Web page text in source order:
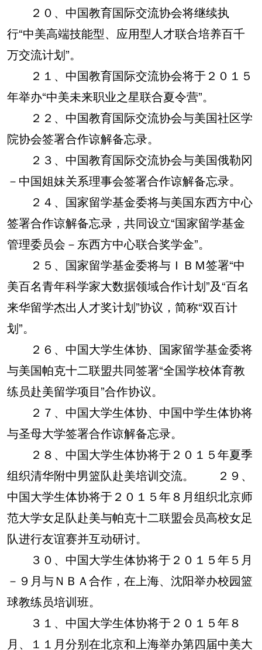
２０、中国教育国际交流协会将继续执
行“中美高端技能型、应用型人才联合培养百千
万交流计划”。
２１、中国教育国际交流协会将于２０１５
年举办“中美未来职业之星联合夏令营”。
２２、中国教育国际交流协会与美国社区学
院协会签署合作谅解备忘录。
２３、中国教育国际交流协会与美国俄勒冈
－中国姐妹关系理事会签署合作谅解备忘录。
２４、国家留学基金委将与美国东西方中心
签署合作谅解备忘录，共同设立“国家留学基金
管理委员会－东西方中心联合奖学金”。
２５、国家留学基金委将与ＩＢＭ签署“中
美百名青年科学家大数据领域合作计划”及“百名
来华留学杰出人才奖计划”协议，简称“双百计
划”。
２６、中国大学生体协、国家留学基金委将
与美国帕克十二联盟共同签署“全国学校体育教
练员赴美留学项目”合作协议。
２７、中国大学生体协、中国中学生体协将
与圣母大学签署合作谅解备忘录。
２８、中国大学生体协将于２０１５年夏季
组织清华附中男篮队赴美培训交流。 ２９、
中国大学生体协将于２０１５年８月组织北京师
范大学女足队赴美与帕克十二联盟会员高校女足
队进行友谊赛并互动研讨。
３０、中国大学生体协将于２０１５年５月
－９月与ＮＢＡ合作，在上海、沈阳举办校园篮
球教练员培训班。
３１、中国大学生体协将于２０１５年８
月、１１月分别在北京和上海举办第四届中美大